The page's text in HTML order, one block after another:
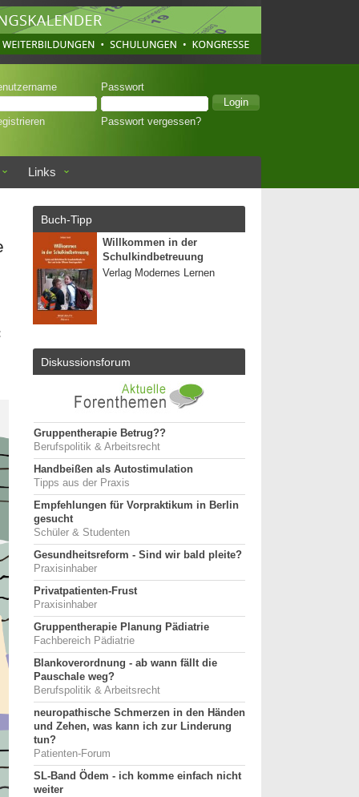
Passwort
Passwort vergessen?
Links
Buch-Tipp
Willkommen in der
Schulkindbetreuung
Verlag Modernes Lernen
Diskussionsforum
Gruppentherapie Betrug??
Berufspolitik & Arbeitsrecht
Handbeißen als Autostimulation
Tipps aus der Praxis
Empfehlungen für Vorpraktikum in Berlin
gesucht
Schüler & Studenten
Gesundheitsreform - Sind wir bald pleite?
Praxisinhaber
Privatpatienten-Frust
Praxisinhaber
Gruppentherapie Planung Pädiatrie
Fachbereich Pädiatrie
Blankoverordnung - ab wann fällt die
Pauschale weg?
Berufspolitik & Arbeitsrecht
neuropathische Schmerzen in den Händen
und Zehen, was kann ich zur Linderung
tun?
Patienten-Forum
SL-Band Ödem - ich komme einfach nicht
weiter